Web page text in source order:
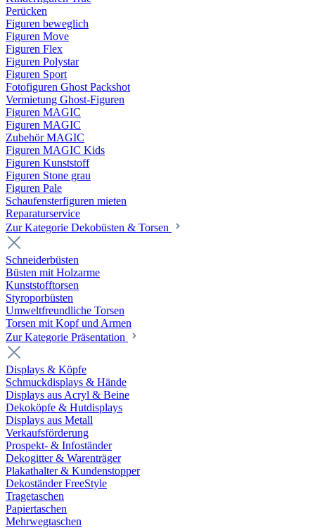
Perücken
Figuren beweglich
Figuren Move
Figuren Flex
Figuren Polystar
Figuren Sport
Fotofiguren Ghost Packshot
Vermietung Ghost-Figuren
Figuren MAGIC
Figuren MAGIC
Zubehör MAGIC
Figuren MAGIC Kids
Figuren Kunststoff
Figuren Stone grau
Figuren Pale
Schaufensterfiguren mieten
Reparaturservice
Zur Kategorie Dekobüsten & Torsen
Schneiderbüsten
Büsten mit Holzarme
Kunststofftorsen
Styroporbüsten
Umweltfreundliche Torsen
Torsen mit Kopf und Armen
Zur Kategorie Präsentation
Displays & Köpfe
Schmuckdisplays & Hände
Displays aus Acryl & Beine
Dekoköpfe & Hutdisplays
Displays aus Metall
Verkaufsförderung
Prospekt- & Infoständer
Dekogitter & Warenträger
Plakathalter & Kundenstopper
Dekoständer FreeStyle
Tragetaschen
Papiertaschen
Mehrwegtaschen